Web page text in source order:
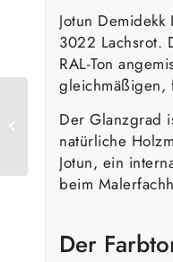
Jotun
3022 Lachsrot.
RAL-Ton
gleichmäßigen,
Der Glanzgrad
natürliche
Jotun, ein
beim
Der
Pure Mat RAL 3020
Verkehrsrot